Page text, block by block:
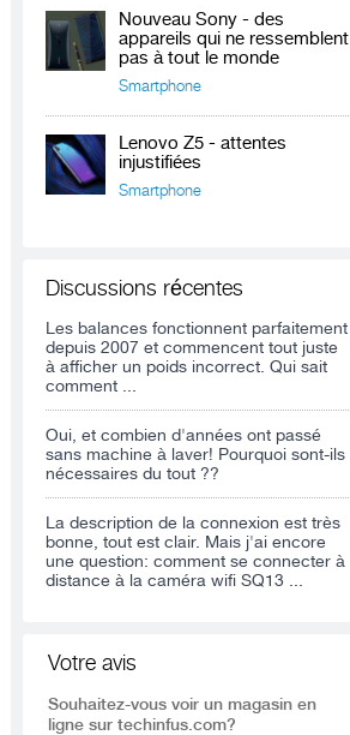
Nouveau Sony - des
appareils qui ne ressemblent
pas à tout le monde
Smartphone
Lenovo Z5 - attentes
injustifiées
Smartphone
Discussions récentes
Les balances fonctionnent parfaitement
depuis 2007 et commencent tout juste
à afficher un poids incorrect. Qui sait
comment ...
Oui, et combien d'années ont passé
sans machine à laver! Pourquoi sont-ils
nécessaires du tout ??
La description de la connexion est très
bonne, tout est clair. Mais j'ai encore
une question: comment se connecter à
distance à la caméra wifi SQ13 ...
Votre avis
Souhaitez-vous voir un magasin en
ligne sur techinfus.com?